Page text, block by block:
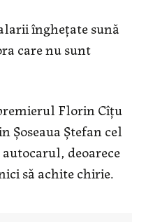
înghețate sună
care nu sunt
Florin Cîțu
Șoseaua Ștefan cel
deoarece
să achite chirie.